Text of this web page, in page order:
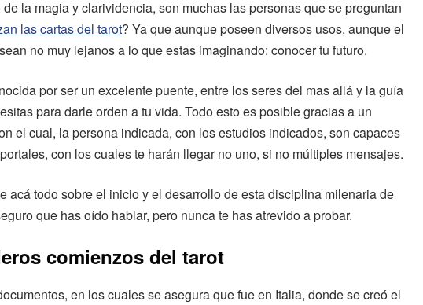
la magia y clarividencia, son muchas las personas que se preguntan
las cartas del tarot? Ya que aunque poseen diversos usos, aunque el
no muy lejanos a lo que estas imaginando: conocer tu futuro.
por ser un excelente puente, entre los seres del mas allá y la guía
para darle orden a tu vida. Todo esto es posible gracias a un
el cual, la persona indicada, con los estudios indicados, son capaces
con los cuales te harán llegar no uno, si no múltiples mensajes.
acá todo sobre el inicio y el desarrollo de esta disciplina milenaria de
que has oído hablar, pero nunca te has atrevido a probar.
comienzos del tarot
en los cuales se asegura que fue en Italia, donde se creó el